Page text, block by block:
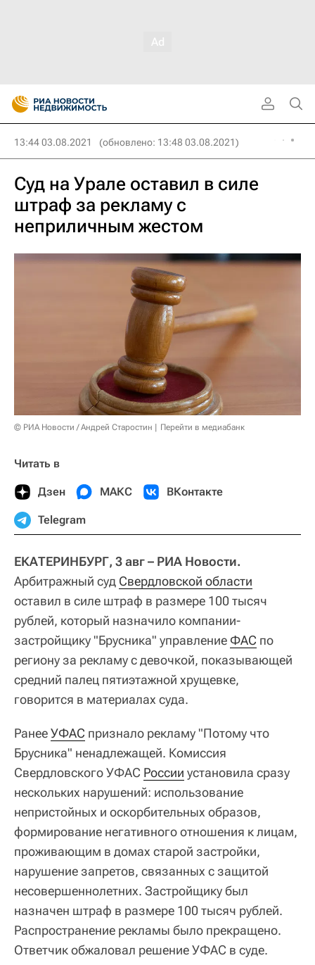
13:44 03.08.2021 (обновлено: 13:48 03.08.2021)
Суд на Урале оставил в силе
штраф за рекламу с
неприличным жестом
© РИА Новости / Андрей Старостин Перейти в медиабанк
Читать в
Дзен МАКС ВКонтакте
Telegram
ЕКАТЕРИНБУРГ, 3 авг – РИА Новости.
Арбитражный суд Свердловской области
оставил в силе штраф в размере 100 тысяч
рублей, который назначило компании-
застройщику "Брусника" управление ФАС по
региону за рекламу с девочкой, показывающей
средний палец пятиэтажной хрущевке,
говорится в материалах суда.
РанееУФАС признало рекламу "Потому что
Брусника" ненадлежащей. Комиссия
Свердловского УФАС России установила сразу
нескольких нарушений: использование
непристойных и оскорбительных образов,
формирование негативного отношения к лицам,
проживающим в домах старой застройки,
нарушение запретов, связанных с защитой
несовершеннолетних. Застройщику был
назначен штраф в размере 100 тысяч рублей.
Распространение рекламы было прекращено.
Ответчик обжаловал решение УФАС в суде.